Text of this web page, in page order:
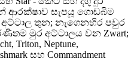
ආරක්ෂාව සැපයූ ගොඩබිම
තුන; නැගෙනහිර පවුර
මුර අට්ටාලය වන Zwart;
Triton, Neptune,
සහ Commandment